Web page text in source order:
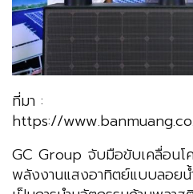
ที่มา :
https://
GC Group จับมือขับเคลื่อนโ
พลังงานแสงอาทิตย์แบบลอย